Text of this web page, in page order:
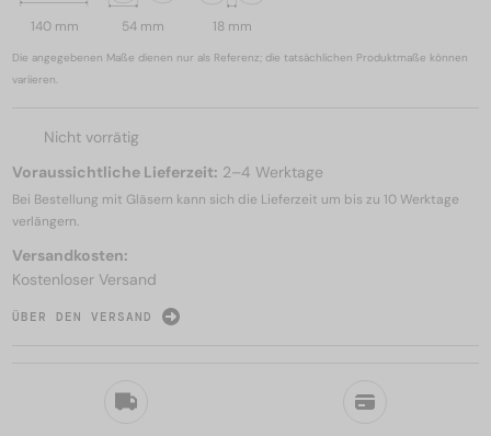
140 mm 54 mm 18 mm
Die angegebenen Maße dienen nur als Referenz; die tatsächlichen Produktmaße können
variieren.
Nicht vorrätig
Voraussichtliche Lieferzeit: 2–4 Werktage
Bei Bestellung mit Gläsern kann sich die Lieferzeit um bis zu 10 Werktage
verlängern.
Versandkosten:
Kostenloser Versand
ÜBER DEN VERSAND